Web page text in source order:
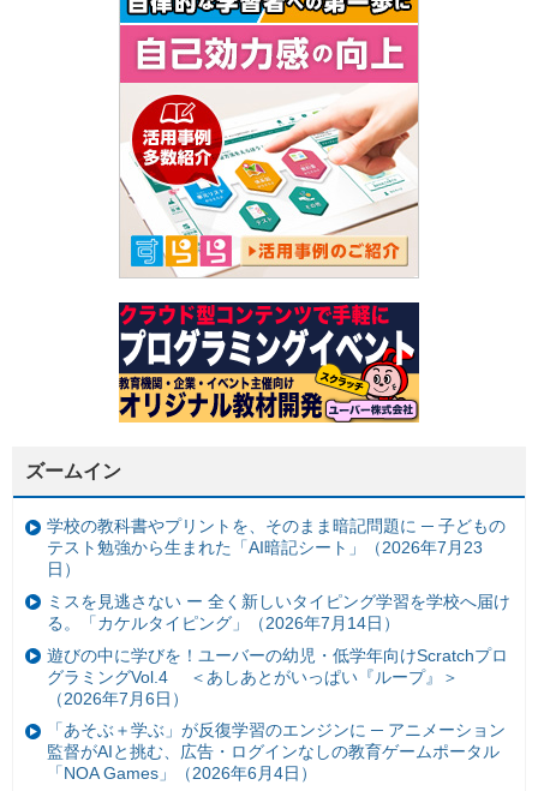
ズームイン
学校の教科書やプリントを、そのまま暗記問題に ─ 子どもの
テスト勉強から生まれた「AI暗記シート」（2026年7月23
日）
ミスを見逃さない ー 全く新しいタイピング学習を学校へ届け
る。「カケルタイピング」（2026年7月14日）
遊びの中に学びを！ユーバーの幼児・低学年向けScratchプロ
グラミングVol.4 ＜あしあとがいっぱい『ループ』＞
（2026年7月6日）
「あそぶ＋学ぶ」が反復学習のエンジンに ─ アニメーション
監督がAIと挑む、広告・ログインなしの教育ゲームポータル
「NOA Games」（2026年6月4日）